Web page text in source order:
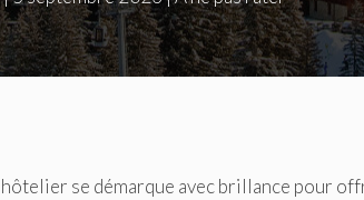
hôtelier se démarque avec brillance pour